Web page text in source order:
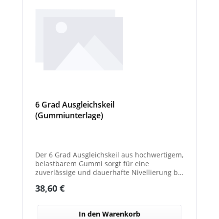
6 Grad Ausgleichskeil
(Gummiunterlage)
Der 6 Grad Ausgleichskeil aus hochwertigem,
belastbarem Gummi sorgt für eine
zuverlässige und dauerhafte Nivellierung bei
seinem festen Neigungswinkel von 6° gleicht
ideal für Maschinen, Möbel, Konstruktionen
oder technische Installationen. Das robuste
Regulärer Preis:
38,60 €
In den Warenkorb